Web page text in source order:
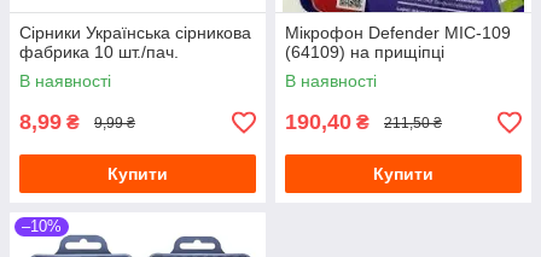
Сірники Українська сірникова
фабрика 10 шт./пач.
В наявності
8,99 ₴ 9,99 ₴
Купити
Мікрофон Defender MIC-109
(64109) на прищіпці
В наявності
190,40 ₴ 211,50 ₴
Купити
–10%